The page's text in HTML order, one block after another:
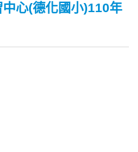
心(德化國小)110年